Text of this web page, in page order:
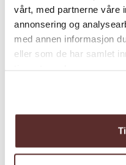
vårt, med partnerne våre
annonsering og
med annen informasjon
eller som de har samlet
ein vielfaltiges Spa-
Aromamassagen,
Sportmassagen,
mehr.
kulinarische
internationalem
Das Restaurant hat
Classification